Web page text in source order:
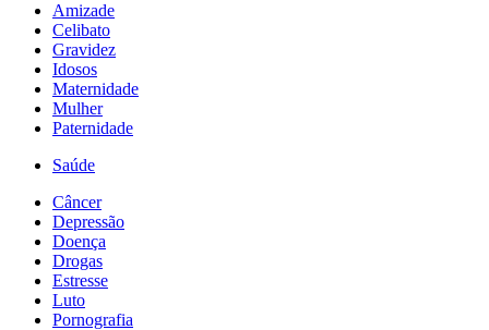
Amizade
Celibato
Gravidez
Idosos
Maternidade
Mulher
Paternidade
Saúde
Câncer
Depressão
Doença
Drogas
Estresse
Luto
Pornografia